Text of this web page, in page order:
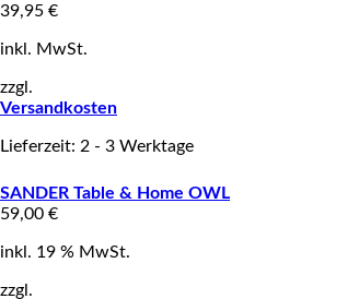
39,95 €
inkl. MwSt.
zzgl.
Versandkosten
Lieferzeit: 2 - 3 Werktage
SANDER Table & Home OWL
59,00 €
inkl. 19 % MwSt.
zzgl.